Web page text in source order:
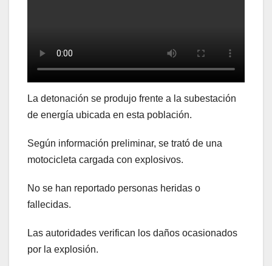
La detonación se produjo frente a la subestación
de energía ubicada en esta población.
Según información preliminar, se trató de una
motocicleta cargada con explosivos.
No se han reportado personas heridas o
fallecidas.
Las autoridades verifican los daños ocasionados
por la explosión.